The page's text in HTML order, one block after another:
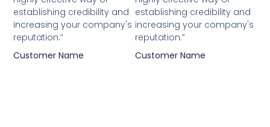
establishing credibility and
increasing your company's
reputation.”
Customer Name
establishing credibility and
increasing your company's
reputation.”
Customer Name